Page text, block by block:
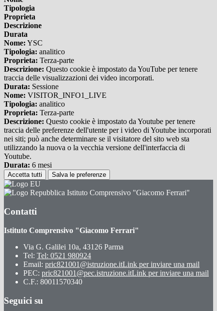
Tipologia
Proprieta
Descrizione
Durata
Nome: YSC
Tipologia: analitico
Proprieta: Terza-parte
Descrizione: Questo cookie è impostato da YouTube per tenere
traccia delle visualizzazioni dei video incorporati.
Durata: Sessione
Nome: VISITOR_INFO1_LIVE
Tipologia: analitico
Proprieta: Terza-parte
Descrizione: Questo cookie è impostato da Youtube per tenere
traccia delle preferenze dell'utente per i video di Youtube incorporati
nei siti; può anche determinare se il visitatore del sito web sta
utilizzando la nuova o la vecchia versione dell'interfaccia di
Youtube.
Durata: 6 mesi
Accetta tutti Salva le preferenze
Istituto Comprensivo "Giacomo Ferrari"
Contatti
Istituto Comprensivo "Giacomo Ferrari"
Via G. Galilei 10a, 43126 Parma
Tel: Tel: 0521 980924
Email: pric821001@istruzione.itLink per inviare una mail
PEC: pric821001@pec.istruzione.itLink per inviare una mail
C.F.: 80011570340
Seguici su